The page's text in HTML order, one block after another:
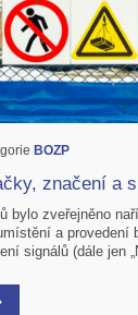
BOZP
značení a
bylo zveřejněno
a provedení
signálů (dále jen